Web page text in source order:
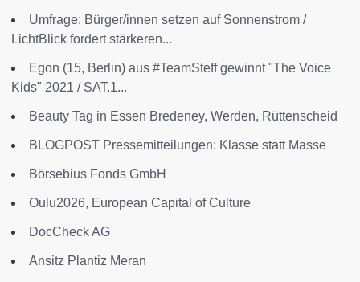
Umfrage: Bürger/innen setzen auf Sonnenstrom /
LichtBlick fordert stärkeren...
Egon (15, Berlin) aus #TeamSteff gewinnt "The Voice
Kids" 2021 / SAT.1...
Beauty Tag in Essen Bredeney, Werden, Rüttenscheid
BLOGPOST Pressemitteilungen: Klasse statt Masse
Börsebius Fonds GmbH
Oulu2026, European Capital of Culture
DocCheck AG
Ansitz Plantiz Meran